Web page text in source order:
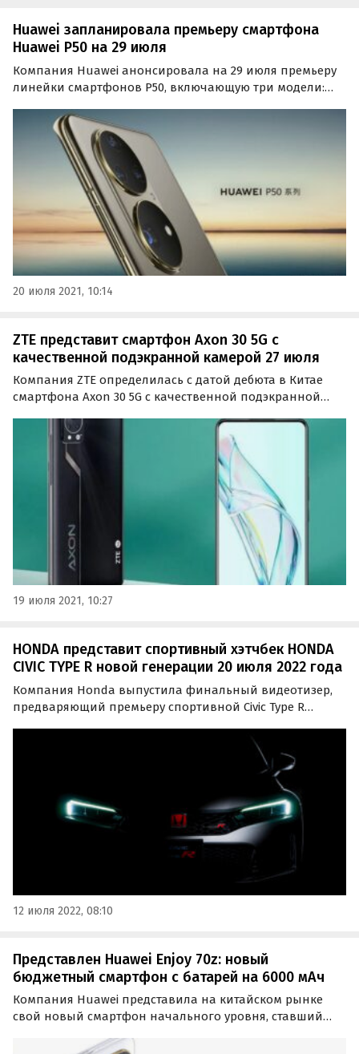
Huawei запланировала премьеру смартфона
Huawei Р50 на 29 июля
Компания Huawei анонсировала на 29 июля премьеру
линейки смартфонов Р50, включающую три модели:
характеристики камеры новинки.
20 июля 2021, 10:14
ZTE представит смартфон Axon 30 5G с
качественной подэкранной камерой 27 июля
Компания ZTE определилась с датой дебюта в Китае
смартфона Axon 30 5G с качественной подэкранной
Сведения о новинке появились в базе данных
китайского регулятора TENAA.
19 июля 2021, 10:27
HONDA представит спортивный хэтчбек HONDA
CIVIC TYPE R новой генерации 20 июля 2022 года
Компания Honda выпустила финальный видеотизер,
предваряющий премьеру спортивной Civic Type R
дебютирует уже в следующую среду, 20 июля.
12 июля 2022, 08:10
Представлен Huawei Enjoy 70z: новый
бюджетный смартфон с батарей на 6000 мАч
Компания Huawei представила на китайском рынке
свой новый смартфон начального уровня, ставший
доступен для предзаказа по цене от 1099 до 1299 юаней